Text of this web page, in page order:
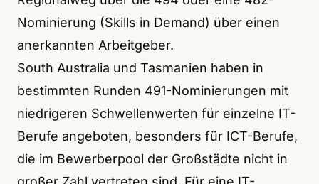
Nominierung (Skills in Demand) über einen
anerkannten Arbeitgeber.
South Australia und Tasmanien haben in
bestimmten Runden 491-Nominierungen mit
niedrigeren Schwellenwerten für einzelne IT-
Berufe angeboten, besonders für ICT-Berufe,
die im Bewerberpool der Großstädte nicht in